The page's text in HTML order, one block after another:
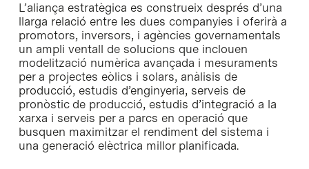
L’aliança estratègica es construeix després d’una
llarga relació entre les dues companyies i oferirà a
promotors, inversors, i agències governamentals
un ampli ventall de solucions que inclouen
modelització numèrica avançada i mesuraments
per a projectes eòlics i solars, anàlisis de
producció, estudis d’enginyeria, serveis de
pronòstic de producció, estudis d’integració a la
xarxa i serveis per a parcs en operació que
busquen maximitzar el rendiment del sistema i
una generació elèctrica millor planificada.